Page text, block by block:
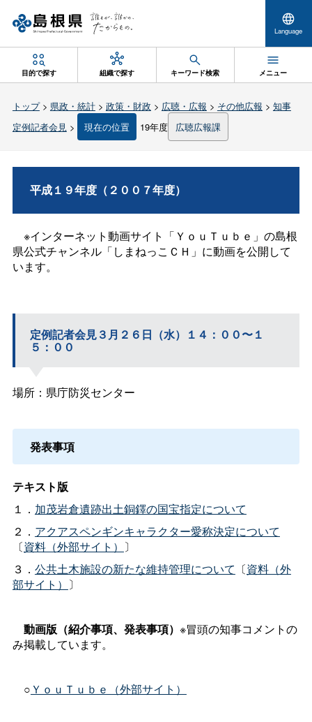
Language
目的で探す 組織で探す キーワード検索 メニュー
トップ> 県政・統計> 政策・財政 > 広聴・広報 > その他広報 > 知事
定例記者会見> 現在の位置 19年度 広聴広報課
平成１９年度（２００７年度）
※インターネット動画サイト「ＹｏｕＴｕｂｅ」の島根
県公式チャンネル「しまねっこＣＨ」に動画を公開して
います。
定例記者会見３月２６日（水）１４：００〜１
５：００
場所：県庁防災センター
発表事項
テキスト版
１． 加茂岩倉遺跡出土銅鐸の国宝指定について
２． アクアスペンギンキャラクター愛称決定について
〔資料（外部サイト） 〕
３． 公共土木施設の新たな維持管理について 〔資料（外
部サイト） 〕
動画版（紹介事項、発表事項） ※冒頭の知事コメントの
み掲載しています。
○ＹｏｕＴｕｂｅ（外部サイト）